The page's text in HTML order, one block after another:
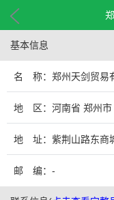
基本信息
名 称：郑州天剑贸易
地 区：河南省 郑州市
地 址：紫荆山路东商
邮 编：-